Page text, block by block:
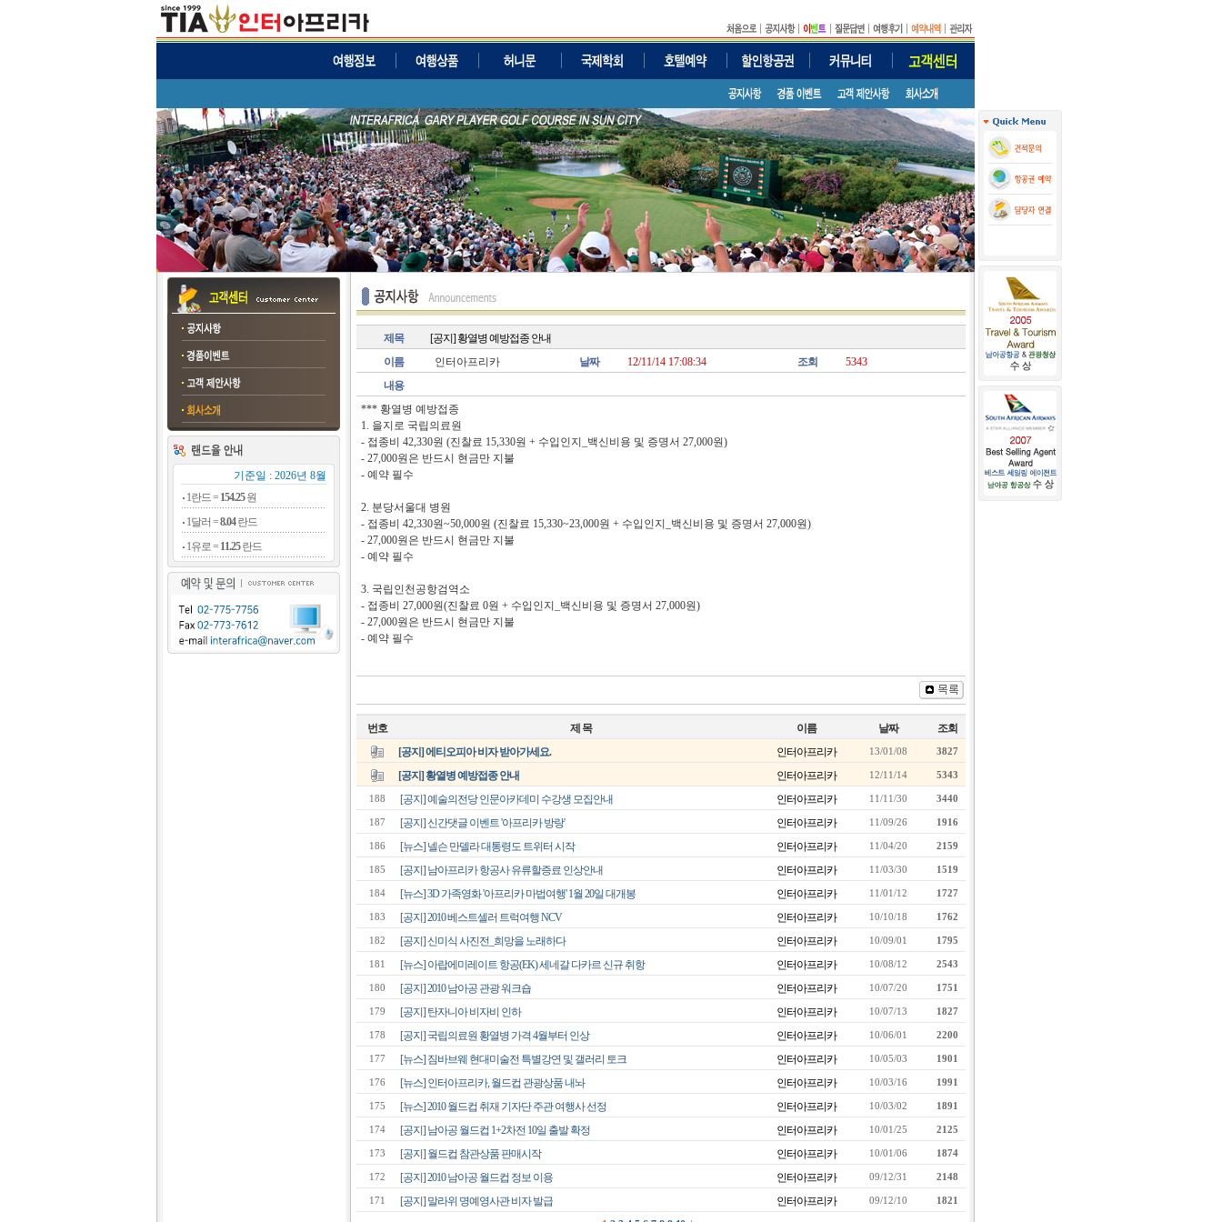
기준일 : 2026년 8월
1란드 = 154.25원
1달러 =8.04란드
1유로 = 11.25란드
제목
[공지] 황열병 예방접종 안내
이름
인터아프리카 날짜 12/11/14 17:08:34 조회
5343
내용
*** 황열병 예방접종
1. 을지로 국립의료원
- 접종비 42,330원 (진찰료 15,330원 + 수입인지_백신비용 및 증명서 27,000원)
- 27,000원은 반드시 현금만 지불
- 예약 필수
2. 분당서울대 병원
- 접종비 42,330원~50,000원 (진찰료 15,330~23,000원 + 수입인지_백신비용 및 증명서 27,000원)
- 27,000원은 반드시 현금만 지불
- 예약 필수
3. 국립인천공항검역소
- 접종비 27,000원(진찰료 0원 + 수입인지_백신비용 및 증명서 27,000원)
- 27,000원은 반드시 현금만 지불
- 예약 필수
번호 제 목 이름 날짜
조회
[공지] 에티오피아 비자 받아가세요.
인터아프리카 13/01/08 3827
[공지] 황열병 예방접종 안내 인터아프리카 12/11/14 5343
188 [공지] 예술의전당 인문아카데미 수강생 모집안내 인터아프리카 11/11/30 3440
187 [공지] 신간댓글 이벤트 '아프리카 방랑' 인터아프리카 11/09/26 1916
186 [뉴스] 넬슨 만델라 대통령도 트위터 시작 인터아프리카 11/04/20 2159
185 [공지] 남아프리카 항공사 유류할증료 인상안내 인터아프리카 11/03/30 1519
184 [뉴스] 3D 가족영화 '아프리카 마법여행' 1월 20일 대개봉 인터아프리카 11/01/12 1727
183 [공지] 2010 베스트셀러 트럭여행 NCV 인터아프리카 10/10/18 1762
182 [공지] 신미식 사진전_희망을 노래하다 인터아프리카 10/09/01 1795
181 [뉴스] 아랍에미레이트 항공(EK) 세네갈 다카르 신규 취항 인터아프리카 10/08/12 2543
180 [공지] 2010 남아공 관광 워크숍 인터아프리카 10/07/20 1751
179 [공지] 탄자니아 비자비 인하 인터아프리카 10/07/13 1827
178 [공지] 국립의료원 황열병 가격 4월부터 인상 인터아프리카 10/06/01 2200
177 [뉴스] 짐바브웨 현대미술전 특별강연 및 갤러리 토크 인터아프리카 10/05/03 1901
176 [뉴스] 인터아프리카, 월드컵 관광상품 내놔 인터아프리카 10/03/16 1991
175 [뉴스] 2010 월드컵 취재 기자단 주관 여행사 선정 인터아프리카 10/03/02 1891
174 [공지] 남아공 월드컵 1+2차전 10일 출발 확정 인터아프리카 10/01/25 2125
173 [공지] 월드컵 참관상품 판매시작 인터아프리카 10/01/06 1874
172 [공지] 2010 남아공 월드컵 정보 이용 인터아프리카 09/12/31 2148
171 [공지] 말라위 명예영사관 비자 발급 인터아프리카 09/12/10 1821